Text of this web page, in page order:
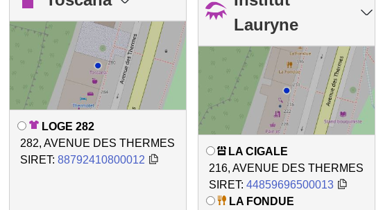
LOGE 282
282, AVENUE DES THERMES
SIRET: 88792410800012
Lauryne
LA CIGALE
216, AVENUE DES THERMES
SIRET: 44859696500013
LA FONDUE